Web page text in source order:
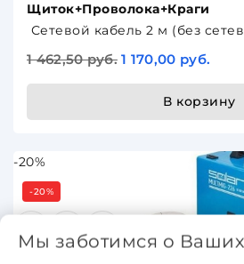
Щиток+Проволока+Краги
Сетевой кабель 2 м (без
1 462,50 руб. 1 170,00 руб.
В корзину
-20%
-20%
Мы заботимся о Ваших